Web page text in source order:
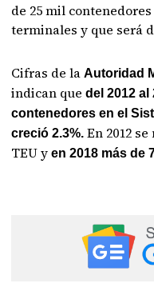
de 25 mil
terminales y que será
Cifras de laAutoridad
indican que del 2012 al
contenedores en el
creció 2.3%. En 2012
TEU y en 2018 más de